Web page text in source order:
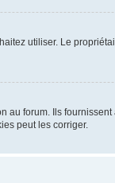
utiliser. Le
forum. Ils
peut les corriger.